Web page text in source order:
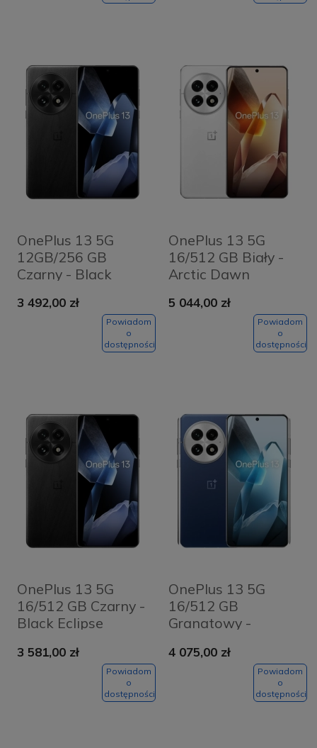
OnePlus 13 5G
12GB/256 GB
Czarny - Black
3 492,00 zł
Powiadom
o
dostępności
OnePlus 13 5G
16/512 GB Biały -
Arctic Dawn
5 044,00 zł
Powiadom
o
dostępności
OnePlus 13 5G
16/512 GB Czarny -
Black Eclipse
3 581,00 zł
Powiadom
o
dostępności
OnePlus 13 5G
16/512 GB
Granatowy -
4 075,00 zł
Powiadom
o
dostępności